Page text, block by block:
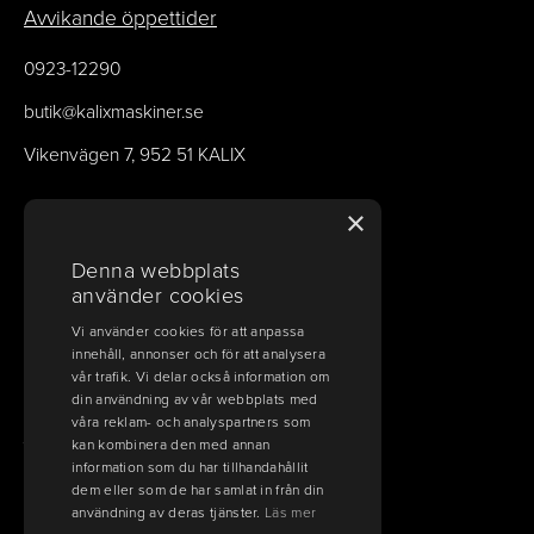
Avvikande öppettider
0923-12290
butik@kalixmaskiner.se
Vikenvägen 7, 952 51 KALIX
Bank & betalinfo
Frakt, ångerrätt och allmänna villkor
Köpvillkor
VÄLKOMMEN TILL KALIX MASKINER
Ski-Doo, Lynx, Sea-Doo, Can-Am
×
Denna webbplats
använder cookies
Vi använder cookies för att anpassa
innehåll, annonser och för att analysera
vår trafik. Vi delar också information om
din användning av vår webbplats med
våra reklam- och analyspartners som
kan kombinera den med annan
information som du har tillhandahållit
dem eller som de har samlat in från din
användning av deras tjänster. Läs mer